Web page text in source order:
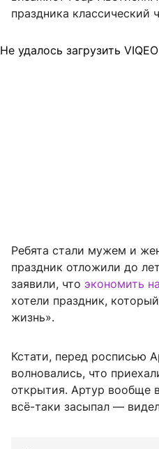
праздника классический
Не удалось загрузить VIQEO
Ребята стали мужем и
праздник отложили до
заявили, что экономить
хотели праздник,
жизнь».
Кстати, перед росписью
волновались, что
открытия. Артур вообще
всё-таки засыпал —